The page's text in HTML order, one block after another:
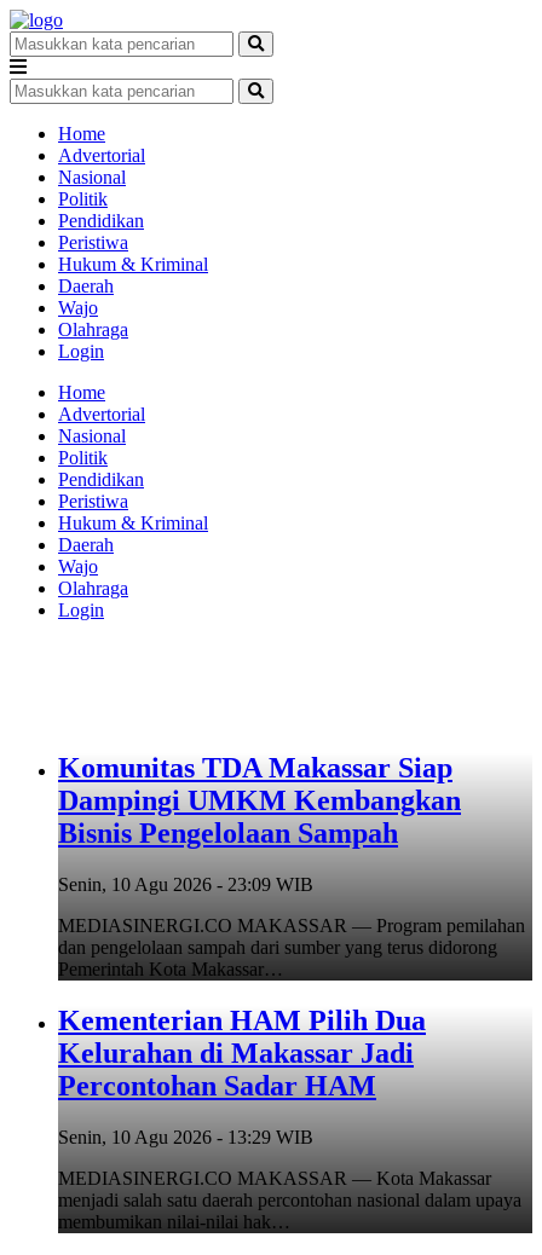
Home
Advertorial
Nasional
Politik
Pendidikan
Peristiwa
Hukum & Kriminal
Daerah
Wajo
Olahraga
Login
Home
Advertorial
Nasional
Politik
Pendidikan
Peristiwa
Hukum & Kriminal
Daerah
Wajo
Olahraga
Login
Komunitas TDA Makassar Siap
Dampingi UMKM Kembangkan
Bisnis Pengelolaan Sampah
Senin, 10 Agu 2026 - 23:09 WIB
MEDIASINERGI.CO MAKASSAR — Program pemilahan
dan pengelolaan sampah dari sumber yang terus didorong
Pemerintah Kota Makassar…
Kementerian HAM Pilih Dua
Kelurahan di Makassar Jadi
Percontohan Sadar HAM
Senin, 10 Agu 2026 - 13:29 WIB
MEDIASINERGI.CO MAKASSAR — Kota Makassar
menjadi salah satu daerah percontohan nasional dalam upaya
membumikan nilai-nilai hak…